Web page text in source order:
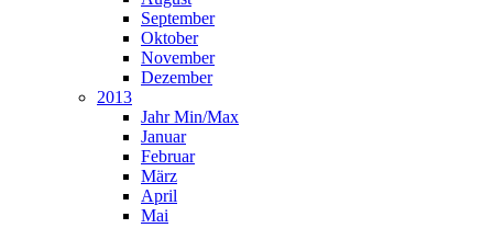
September
Oktober
November
Dezember
2013
Jahr Min/Max
Januar
Februar
März
April
Mai